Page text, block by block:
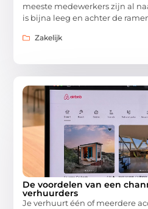
meeste medewerkers zijn al
is bijna leeg en achter de
Zakelijk
De voordelen van een
verhuurders
Je verhuurt één of meerdere